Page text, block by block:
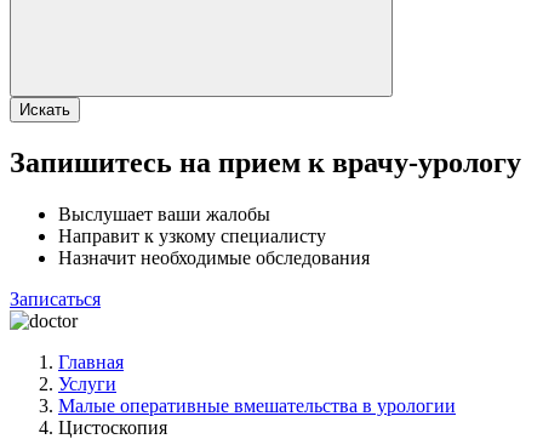
Искать
Запишитесь на прием к врачу-урологу
Выслушает ваши жалобы
Направит к узкому специалисту
Назначит необходимые обследования
Записаться
Главная
Услуги
Малые оперативные вмешательства в урологии
Цистоскопия